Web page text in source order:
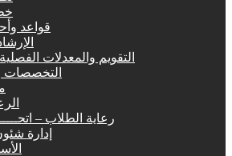
قواعد
التقويم والمعدلات
التخصصات
رعاية الطلاب –
إدارة